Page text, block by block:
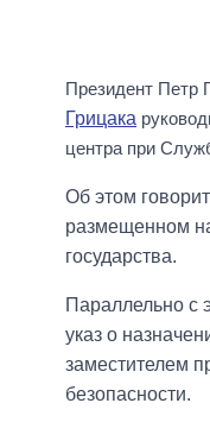
Президент Петр
Грицака
центра при
Об этом
размещенном
государства.
Параллельно с
указ о
заместителем
безопасности.